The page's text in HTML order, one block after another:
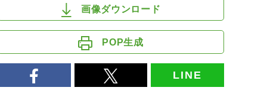
画像ダウンロード
POP生成
LINE